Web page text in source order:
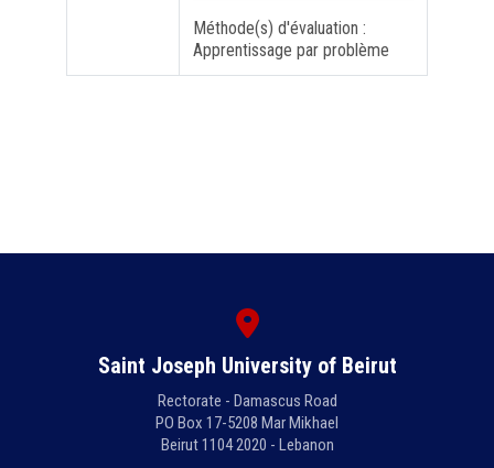
Méthode(s) d'évaluation :
Apprentissage par problème
Saint Joseph University of Beirut
Rectorate - Damascus Road
PO Box 17-5208 Mar Mikhael
Beirut 1104 2020 - Lebanon